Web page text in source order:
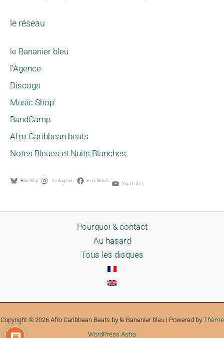
le réseau
le Bananier bleu
l'Agence
Discogs
Music Shop
BandCamp
Afro Caribbean beats
Notes Bleues et Nuits Blanches
BlueSky Instagram Facebook YouTube
Pourquoi & contact
Au hasard
Tous les disques
Copyright © 2026 Afro Caribbean Beats by le Bananier bleu | Powered by Thème
WordPress Astra